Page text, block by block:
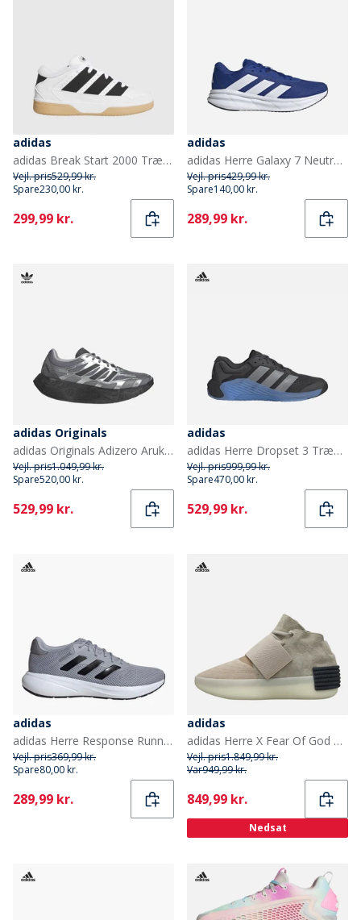
adidas
adidas Break Start 2000 Træningssko Cloud White/Core Black/Gum
Vejl. pris529,99 kr.
Spare230,00 kr.
Current
299,99 kr.
adidas
adidas Herre Galaxy 7 Neutral Løbesko Royal Blue/Cloud White/Dark Blue
Vejl. pris429,99 kr.
Spare140,00 kr.
Current
289,99 kr.
adidas Originals
adidas Originals Adizero Aruku Træningssko Silver Metallic/Grey Three/Grey Five
Vejl. pris1.049,99 kr.
Spare520,00 kr.
Current
529,99 kr.
adidas
adidas Herre Dropset 3 Træningssko Carbon/Grå/Ray Blue
Vejl. pris999,99 kr.
Spare470,00 kr.
Current
529,99 kr.
adidas
adidas Herre Response Runner Neutrale Løbesko Halo Silver/Core Black/Grå
Vejl. pris369,99 kr.
Spare80,00 kr.
Current
289,99 kr.
adidas
adidas Herre X Fear Of God Athletics Træningssko Sesame/Chestnut/Sesame
Vejl. pris1.849,99 kr.
Var949,99 kr.
Current
849,99 kr.
Nedsat